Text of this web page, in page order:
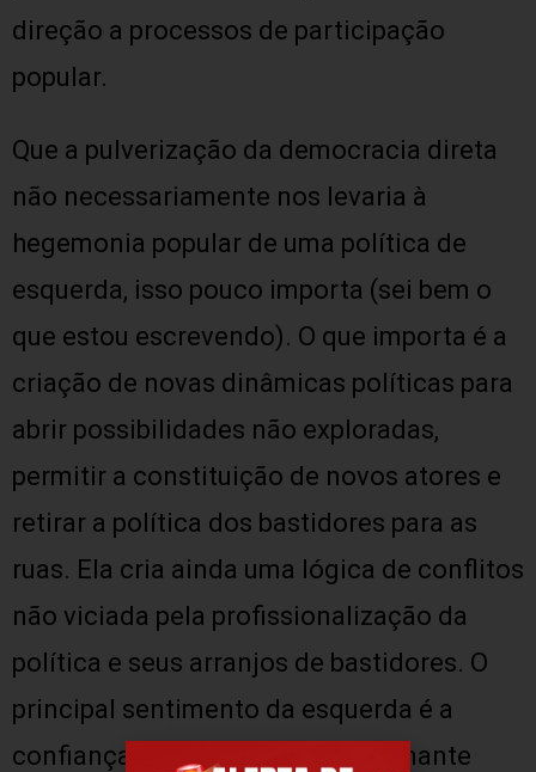
direção a processos de participação
popular.
Que a pulverização da democracia direta
não necessariamente nos levaria à
hegemonia popular de uma política de
esquerda, isso pouco importa (sei bem o
que estou escrevendo). O que importa é a
criação de novas dinâmicas políticas para
abrir possibilidades não exploradas,
permitir a constituição de novos atores e
retirar a política dos bastidores para as
ruas. Ela cria ainda uma lógica de conflitos
não viciada pela profissionalização da
política e seus arranjos de bastidores. O
principal sentimento da esquerda é a
confiança no povo, e é impressionante